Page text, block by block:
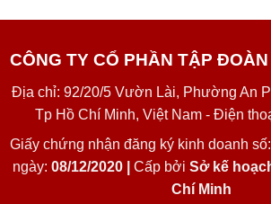
CÔNG TY CỔ PHẦN TẬP
Địa chỉ: 92/20/5 Vườn Lài, Phường An
Tp Hồ Chí Minh, Việt Nam - Điện
Giấy chứng nhận đăng ký kinh doanh số:
ngày: 08/12/2020 | Cấp bởi Sở kế
Chí Minh